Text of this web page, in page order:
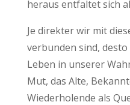
heraus entfaltet sich
Je direkter wir mit
verbunden sind,
Leben in unserer
Mut, das Alte,
Wiederholende als